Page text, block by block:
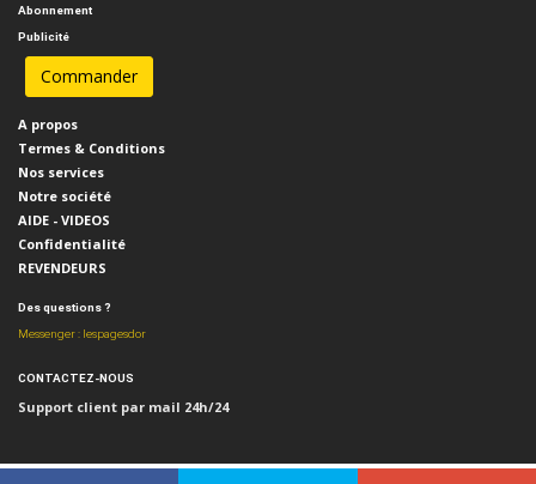
Abonnement
Publicité
A propos
Termes & Conditions
Nos services
Notre société
AIDE - VIDEOS
Confidentialité
REVENDEURS
Des questions ?
Messenger : lespagesdor
CONTACTEZ-NOUS
Support client par mail 24h/24